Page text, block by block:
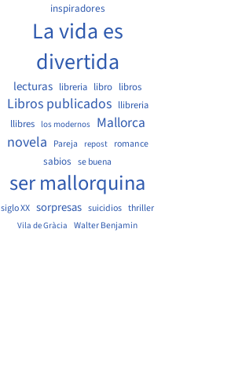
inspiradores
La vida es
divertida
lecturas libreria libro libros
Libros publicados llibreria
llibres
los modernos
Mallorca
novela Pareja repost romance
sabios se buena
ser mallorquina
siglo XX sorpresas suicidios thriller
Vila de Gràcia Walter Benjamin